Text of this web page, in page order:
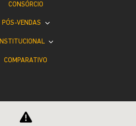
CONSÓRCIO
PÓS-VENDAS
INSTITUCIONAL
COMPARATIVO